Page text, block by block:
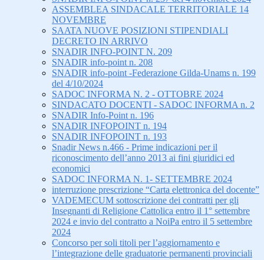
ASSEMBLEA SINDACALE TERRITORIALE 14
NOVEMBRE
SAATA NUOVE POSIZIONI STIPENDIALI
DECRETO IN ARRIVO
SNADIR INFO-POINT N. 209
SNADIR info-point n. 208
SNADIR info-point -Federazione Gilda-Unams n. 199
del 4/10/2024
SADOC INFORMA N. 2 - OTTOBRE 2024
SINDACATO DOCENTI - SADOC INFORMA n. 2
SNADIR Info-Point n. 196
SNADIR INFOPOINT n. 194
SNADIR INFOPOINT n. 193
Snadir News n.466 - Prime indicazioni per il
riconoscimento dell’anno 2013 ai fini giuridici ed
economici
SADOC INFORMA N. 1- SETTEMBRE 2024
interruzione prescrizione “Carta elettronica del docente”
VADEMECUM sottoscrizione dei contratti per gli
Insegnanti di Religione Cattolica entro il 1° settembre
2024 e invio del contratto a NoiPa entro il 5 settembre
2024
Concorso per soli titoli per l’aggiornamento e
l’integrazione delle graduatorie permanenti provinciali